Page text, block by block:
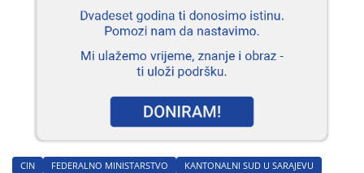
CIN FEDERALNO MINISTARSTVO
KANTONALNI SUD U SARAJEVU